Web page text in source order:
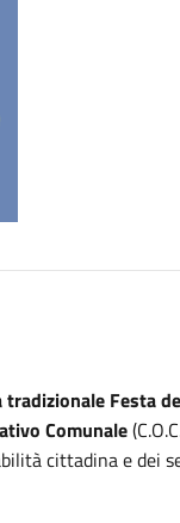
Festa
Comunale
cittadina e dei